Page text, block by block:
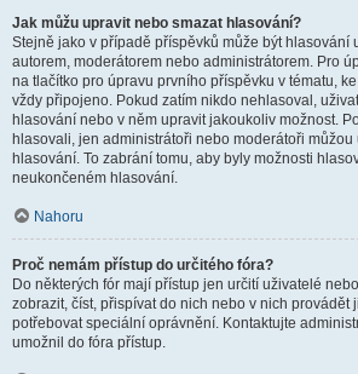
Jak můžu upravit nebo smazat hlasování?
Stejně jako v případě příspěvků může být hlasování
autorem, moderátorem nebo administrátorem. Pro
na tlačítko pro úpravu prvního příspěvku v tématu,
vždy připojeno. Pokud zatím nikdo nehlasoval,
hlasování nebo v něm upravit jakoukoliv možnost.
hlasovali, jen administrátoři nebo moderátoři
hlasování. To zabrání tomu, aby byly možnosti
neukončeném hlasování.
Nahoru
Proč nemám přístup do určitého fóra?
Do některých fór mají přístup jen určití uživatelé
zobrazit, číst, přispívat do nich nebo v nich provádět
potřebovat speciální oprávnění. Kontaktujte
umožnil do fóra přístup.